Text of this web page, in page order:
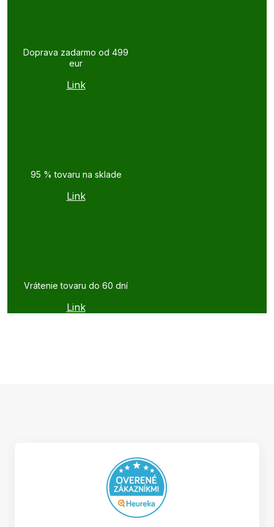
Doprava zadarmo od 499
eur
Link
95 % tovaru na sklade
Link
Vrátenie tovaru do 60 dní
Link